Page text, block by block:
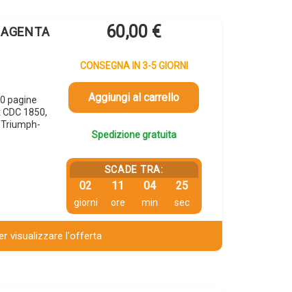
pagine
1850,
60,00 €
CONSEGNA IN 3-5 GIORNI
Aggiungi al carrello
Spedizione gratuita
SCADE TRA:
02
giorni
11
ore
04
min
24
sec
visualizzare l'offerta